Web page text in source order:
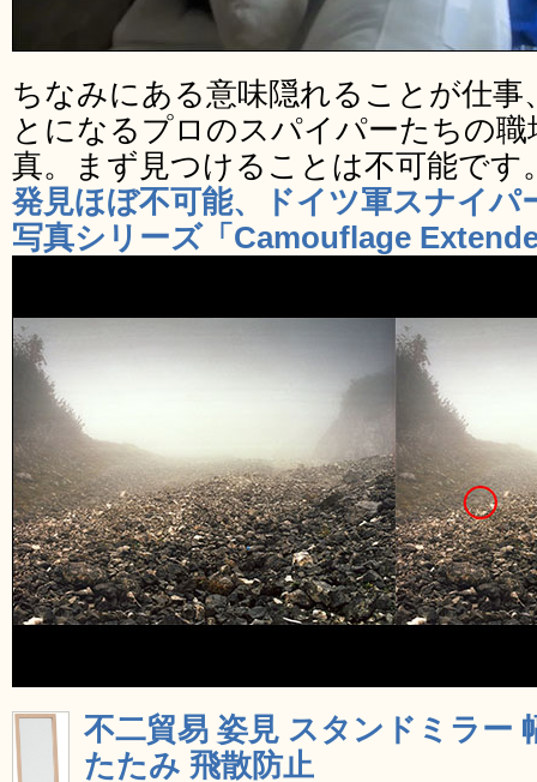
ちなみにある意味隠れることが仕
とになるプロのスパイパーたちの
真。まず見つけることは不可能です
発見ほぼ不可能、ドイツ軍スナイ
写真シリーズ「Camouflage
不二貿易 姿見 スタンドミラー
たたみ 飛散防止